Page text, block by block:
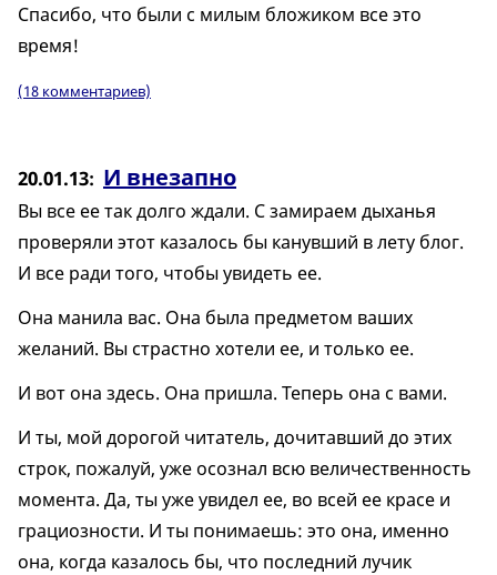
Спасибо, что были с милым бложиком все это
время!
(18 комментариев)
20.01.13 И внезапно
Вы все ее так долго ждали. С замираем дыханья
проверяли этот казалось бы канувший в лету блог.
И все ради того, чтобы увидеть ее.
Она манила вас. Она была предметом ваших
желаний. Вы страстно хотели ее, и только ее.
И вот она здесь. Она пришла. Теперь она с вами.
И ты, мой дорогой читатель, дочитавший до этих
строк, пожалуй, уже осознал всю величественность
момента. Да, ты уже увидел ее, во всей ее красе и
грациозности. И ты понимаешь: это она, именно
она, когда казалось бы, что последний лучик